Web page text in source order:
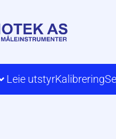
Leie utstyrKalibrering